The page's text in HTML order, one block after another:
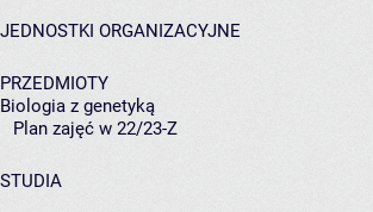
JEDNOSTKI ORGANIZACYJNE
PRZEDMIOTY
Biologia z genetyką
Plan zajęć w 22/23-Z
STUDIA